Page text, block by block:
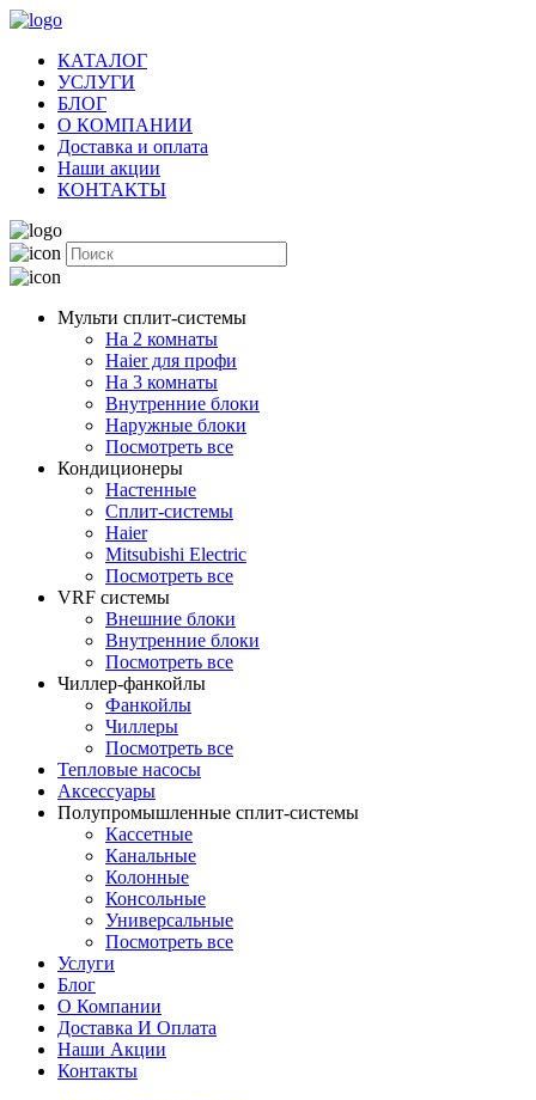
КАТАЛОГ
УСЛУГИ
БЛОГ
О КОМПАНИИ
Доставка и оплата
Наши акции
КОНТАКТЫ
Мульти сплит-системы
На 2 комнаты
Haier для профи
На 3 комнаты
Внутренние блоки
Наружные блоки
Посмотреть все
Кондиционеры
Настенные
Сплит-системы
Haier
Mitsubishi Electric
Посмотреть все
VRF системы
Внешние блоки
Внутренние блоки
Посмотреть все
Чиллер-фанкойлы
Фанкойлы
Чиллеры
Посмотреть все
Тепловые насосы
Аксессуары
Полупромышленные сплит-системы
Кассетные
Канальные
Колонные
Консольные
Универсальные
Посмотреть все
Услуги
Блог
О Компании
Доставка И Оплата
Наши Акции
Контакты